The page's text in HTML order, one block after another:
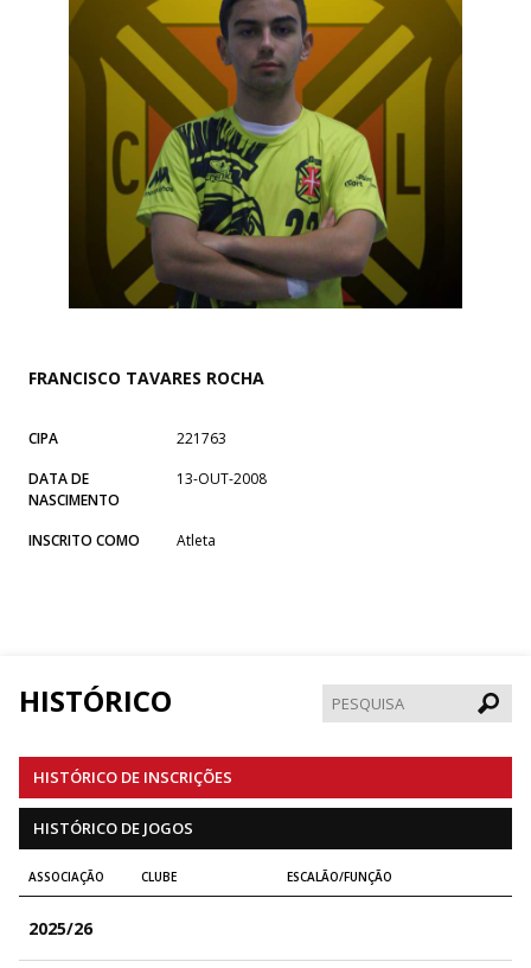
FRANCISCO TAVARES ROCHA
CIPA
221763
DATA DE
NASCIMENTO
13-OUT-2008
INSCRITO COMO Atleta
HISTÓRICO
HISTÓRICO DE INSCRIÇÕES
HISTÓRICO DE JOGOS
ASSOCIAÇÃO CLUBE ESCALÃO/FUNÇÃO
2025/26